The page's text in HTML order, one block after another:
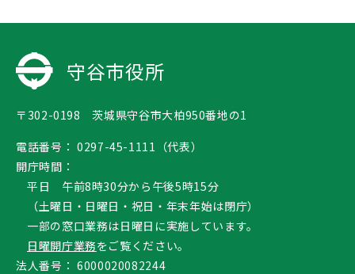
守谷市役所
〒302-0198 茨城県守谷市大柏950番地の1
電話番号： 0297-45-1111（代表）
開庁時間：
平日 午前8時30分から午後5時15分
（土曜日・日曜日・祝日・年末年始は閉庁）
一部の窓口業務は日曜日に実施しています。
日曜開庁業務をご覧ください。
法人番号： 6000020082244